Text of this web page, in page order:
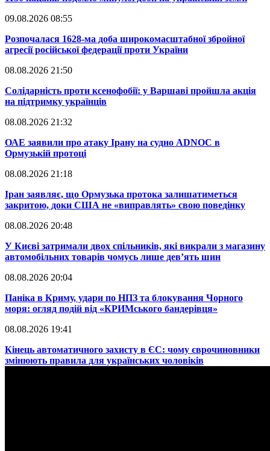
09.08.2026 08:55
​Розпочалася 1628-ма доба широкомасштабної збройної
агресії російської федерації проти України
08.08.2026 21:50
​Солідарність проти ксенофобії: у Варшаві пройшла акція
на підтримку українців
08.08.2026 21:32
​ОАЕ заявили про атаку Ірану на судно ADNOC в
Ормузькій протоці
08.08.2026 21:18
​Іран заявляє, що Ормузька протока залишатиметься
закритою, доки США не «виправлять» свою поведінку
08.08.2026 20:48
​У Києві затримали двох спільників, які викрали з магазину
автомобільних товарів чомусь лише дев’ять шин
08.08.2026 20:04
Паніка в Криму, удари по НПЗ та блокування Чорного
моря: огляд подій від «КРИМського бандерівця»
08.08.2026 19:41
​Кінець автоматичного захисту в ЄС: чому єврочиновники
змінюють правила для українських чоловіків